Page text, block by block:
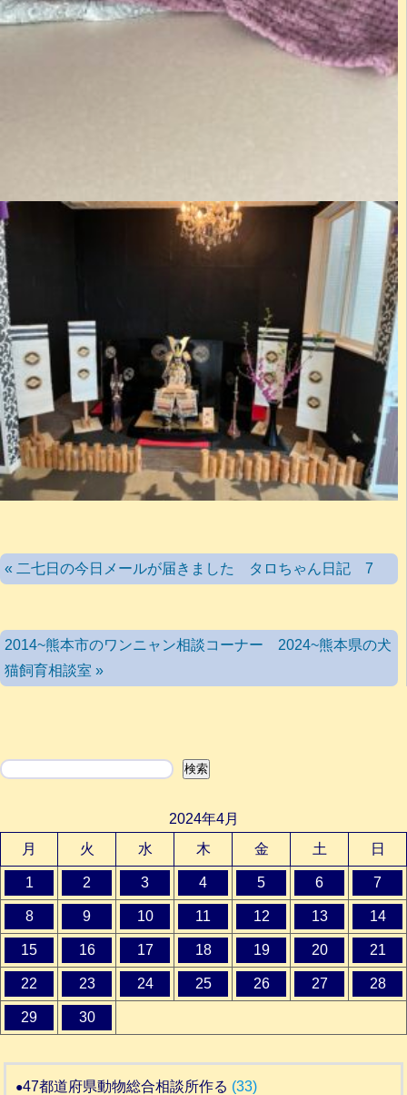
« 二七日の今日メールが届きました タロちゃん日記 7
2014~熊本市のワンニャン相談コーナー 2024~熊本県の犬
猫飼育相談室 »
検索 検索
2024年4月
月
火 水 木 金 土 日
1 2 3 4 5 6 7
8 9 10 11 12 13 14
15 16 17 18 19 20 21
22 23 24 25 26 27 28
29 30
47都道府県動物総合相談所作る (33)